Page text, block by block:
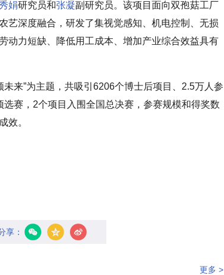
娟研究员和张凝副研究员。该项目面向双孢菇工厂
艺深度融合，研发了集视觉感知、机电控制、无损
动力短缺、降低用工成本、增加产业综合效益具有
来”为主题，共吸引6206个博士后项目、2.5万人参
赛，2个项目入围全国总决赛，参赛规模和得奖数
效。
享：
更多 >